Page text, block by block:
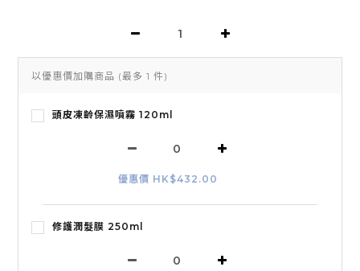
以優惠價加購商品 (最多 1 件)
頭皮凍齡保濕噴霧 120ml
優惠價 HK$432.00
修護潤髮膜 250ml